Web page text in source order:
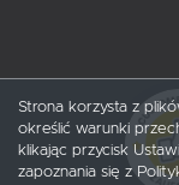
Strona korzysta z
określić warunki
klikając przycisk
zapoznania się z